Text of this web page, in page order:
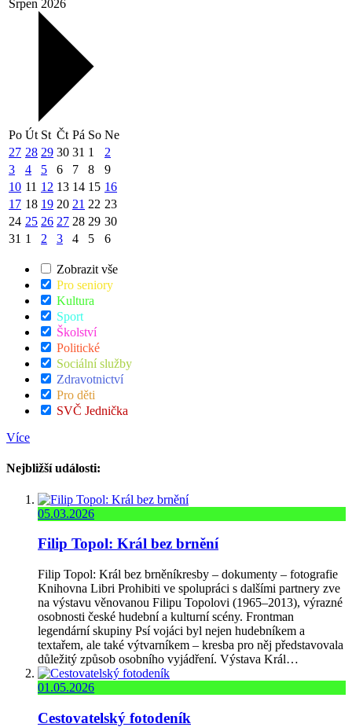
Srpen 2026
Po Út St Čt Pá So Ne
27 28 29 30 31 1
2
3
4 5 6 7 8
9
10 11 12 13 14 15 16
17 18 19 20 21 22 23
24 25 26 27 28 29 30
31 1 2 3 4 5 6
Zobrazit vše
Pro seniory
Kultura
Sport
Školství
Politické
Sociální služby
Zdravotnictví
Pro děti
SVČ Jednička
Více
Nejbližší události:
05.03.2026
Filip Topol: Král bez brnění
Filip Topol: Král bez brněníkresby – dokumenty – fotografie
Knihovna Libri Prohibiti ve spolupráci s dalšími partnery zve
na výstavu věnovanou Filipu Topolovi (1965–2013), výrazné
osobnosti české hudební a kulturní scény. Frontman
legendární skupiny Psí vojáci byl nejen hudebníkem a
textařem, ale také výtvarníkem – kresba pro něj představovala
důležitý způsob osobního vyjádření. Výstava Král…
01.05.2026
Cestovatelský fotodeník